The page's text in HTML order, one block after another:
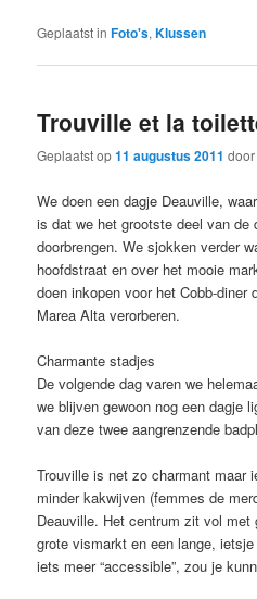
Geplaatst in Foto's,Klussen
Trouville et la
Geplaatst op11 augustus 2011 door
We doen een dagje Deauville,
is dat we het grootste deel van de
doorbrengen. We sjokken verder
hoofdstraat en over het mooie
doen inkopen voor het Cobb-diner
Marea Alta verorberen.
Charmante stadjes
De volgende dag varen we
we blijven gewoon nog een dagje
van deze twee aangrenzende
Trouville is net zo charmant maar
minder kakwijven (femmes de
Deauville. Het centrum zit vol met
grote vismarkt en een lange,
iets meer “accessible”, zou je